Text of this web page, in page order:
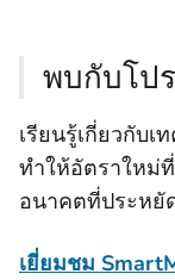
พบกับโป
เรียนรู้เกี่ยวกับ
ทําให้อัตราใหม่
อนาคตที่ประหยั
เยี่ยมชม